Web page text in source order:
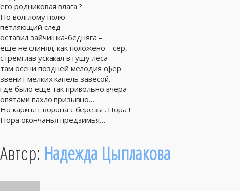
его родниковая влага ?
По волглому полю
петляющий след
оставил зайчишка-бедняга –
еще не слинял, как положено – сер,
стремглав ускакал в гущу леса —
там осени поздней мелодия сфер
звенит мелких капель завесой,
где было еще так привольно вчера-
опятами пахло призывно…
Но каркнет ворона с березы : Пора !
Пора окончанья предзимья…
Автор: Надежда Цыплакова